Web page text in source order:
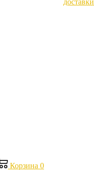
доставки
Корзина 0